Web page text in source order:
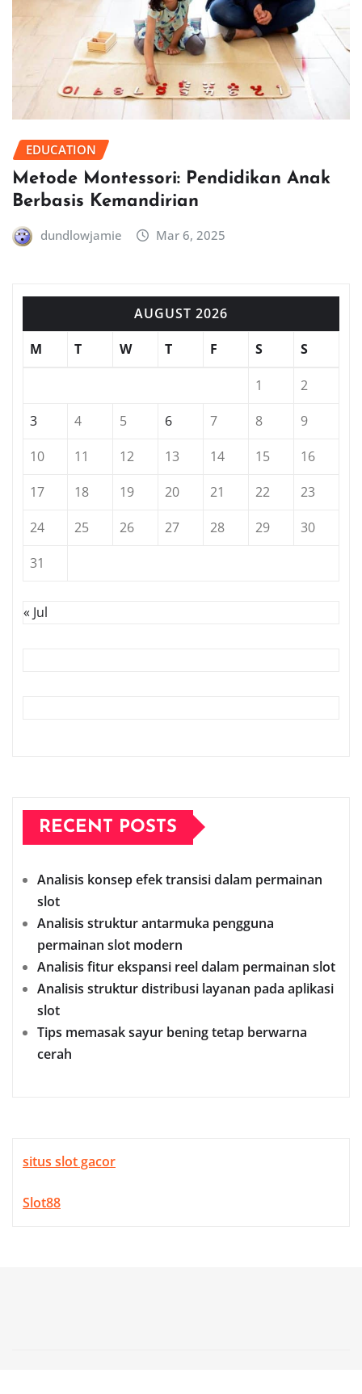
EDUCATION
Metode Montessori: Pendidikan Anak
Berbasis Kemandirian
dundlowjamie Mar 6, 2025
AUGUST 2026
M
T W T F S S
1
2
3
4 5 6 7 8
9
10
11 12 13 14 15
16
17
18 19 20 21 22
23
24
25 26 27 28 29
30
31
« Jul
RECENT POSTS
Analisis konsep efek transisi dalam permainan
slot
Analisis struktur antarmuka pengguna
permainan slot modern
Analisis fitur ekspansi reel dalam permainan slot
Analisis struktur distribusi layanan pada aplikasi
slot
Tips memasak sayur bening tetap berwarna
cerah
situs slot gacor
Slot88